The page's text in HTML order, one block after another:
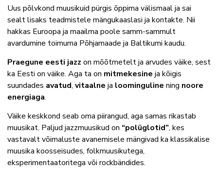
Uus põlvkond muusikuid pürgis õppima välismaal ja sai
sealt lisaks teadmistele mängukaaslasi ja kontakte. Nii
hakkas Euroopa ja maailma poole samm-sammult
avardumine toimuma Põhjamaade ja Baltikumi kaudu.
Praegune eesti jazz on mõõtmetelt ja arvudes väike, sest
ka Eesti on väike. Aga ta on mitmekesine ja kõigis
suundades avatud, vitaalne ja loominguline ning noore
energiaga.
Väike keskkond seab oma piirangud, aga samas rikastab
muusikat. Paljud jazzmuusikud on “polüglotid”, kes
vastavalt võimaluste avanemisele mängivad ka klassikalise
muusika koosseisudes, folkmuusikutega,
eksperimentaatoritega või rockbändides.